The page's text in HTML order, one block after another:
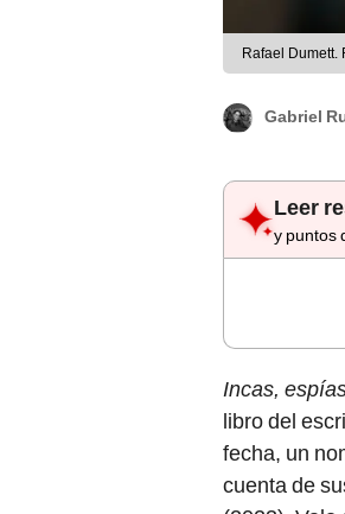
Rafael Dumett.
Gabriel
Leer
y puntos
Incas,
libro del
fecha, un
cuenta de